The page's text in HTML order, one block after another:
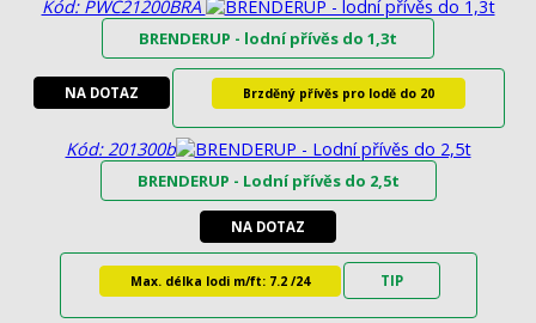
Kód: PWC21200BRA
BRENDERUP - lodní přívěs do 1,3t
NA DOTAZ Brzděný přívěs pro lodě do 20
Kód: 201300b
BRENDERUP - Lodní přívěs do 2,5t
NA DOTAZ
Max. délka lodi m/ft: 7.2 /24 TIP